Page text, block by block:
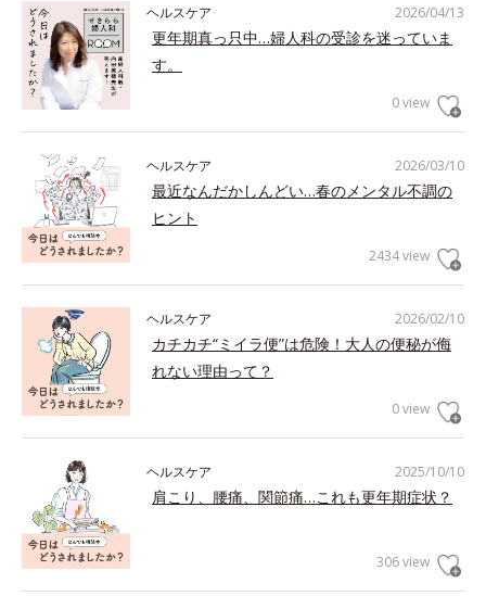
2026/04/13
ヘルスケア
更年期真っ只中…婦人科の受診を迷っていま
す。
0 view
2026/03/10
ヘルスケア
最近なんだかしんどい…春のメンタル不調の
ヒント
2434 view
2026/02/10
ヘルスケア
カチカチ“ミイラ便”は危険！大人の便秘が侮
れない理由って？
0 view
2025/10/10
ヘルスケア
肩こり、腰痛、関節痛…これも更年期症状？
306 view